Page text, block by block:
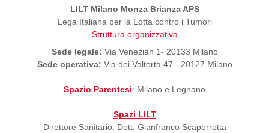
LILT Milano Monza Brianza APS
Lega Italiana per la Lotta contro i Tumori
Struttura organizzativa
Sede legale: Via Venezian 1- 20133 Milano
Sede operativa: Via dei Valtorta 47 - 20127 Milano
Spazio Parentesi: Milano e Legnano
Spazi LILT
Direttore Sanitario: Dott. Gianfranco Scaperrotta